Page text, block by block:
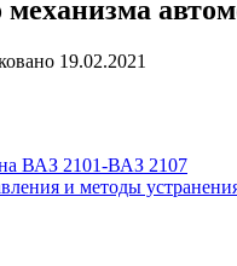
19.02.2021
ВАЗ 2101-ВАЗ 2107
и методы